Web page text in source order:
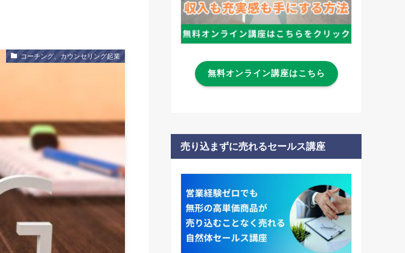
コーチング、カウンセリング起業
無料オンライン講座はこちら
売り込まずに売れるセールス講座